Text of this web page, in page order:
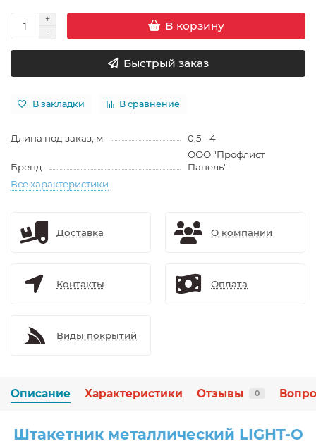
В корзину
Быстрый заказ
В закладки В сравнение
Длина под заказ, м 0,5 - 4
Бренд
ООО "Профлист
Панель"
Все характеристики
Доставка О компании
Контакты Оплата
Виды покрытий
Описание Характеристики Отзывы 0
Штакетник металлический LIGHT-O